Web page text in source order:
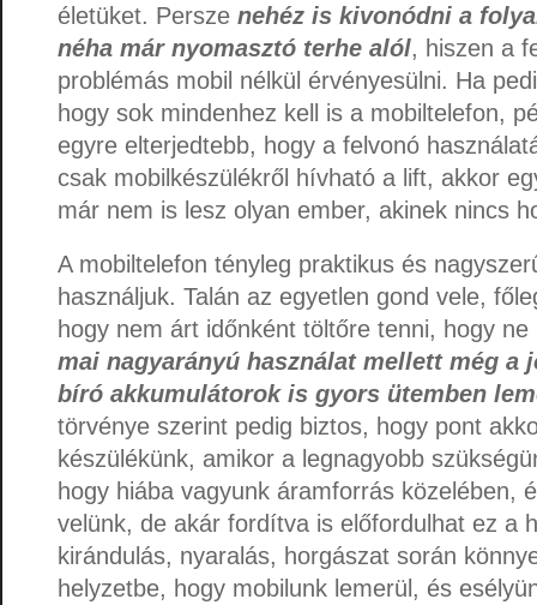
életüket. Persze nehéz is kivonódni a
néha már nyomasztó terhe alól, hiszen a
problémás mobil nélkül érvényesülni. Ha
hogy sok mindenhez kell is a mobiltelefon,
egyre elterjedtebb, hogy a felvonó
csak mobilkészülékről hívható a lift, akkor
már nem is lesz olyan ember, akinek nincs
A mobiltelefon tényleg praktikus és
használjuk. Talán az egyetlen gond vele,
hogy nem árt időnként töltőre tenni, hogy
mai nagyarányú használat mellett még a
bíró akkumulátorok is gyors ütemben
törvénye szerint pedig biztos, hogy pont
készülékünk, amikor a legnagyobb
hogy hiába vagyunk áramforrás közelében,
velünk, de akár fordítva is előfordulhat ez a
kirándulás, nyaralás, horgászat során
helyzetbe, hogy mobilunk lemerül, és